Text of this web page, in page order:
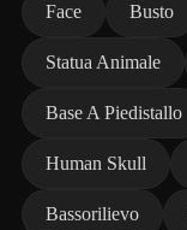
Face Busto
Statua Animale
Base A Piedistallo
Human Skull
Bassorilievo